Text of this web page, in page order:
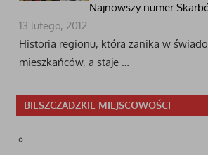
Najnowszy numer
13 lutego, 2012
Historia regionu, która zanika w
mieszkańców, a staje …
BIESZCZADZKIE MIEJSCOWOŚCI